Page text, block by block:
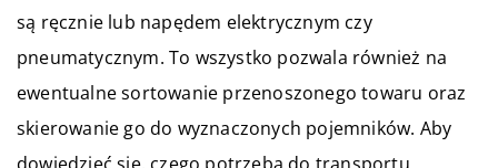
są ręcznie lub napędem elektrycznym czy
pneumatycznym. To wszystko pozwala również na
ewentualne sortowanie przenoszonego towaru oraz
skierowanie go do wyznaczonych pojemników. Aby
dowiedzieć się, czego potrzeba do transportu